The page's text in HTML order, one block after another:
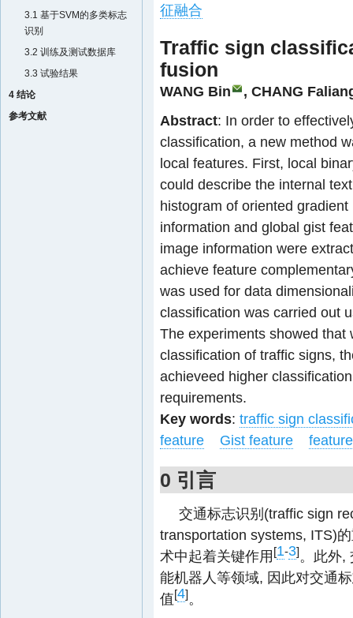
3.1 基于SVM的多类标志
识别
3.2 训练及测试数据库
3.3 试验结果
4 结论
参考文献
征融合
Traffic sign
fusion
WANG Bin , CHANG
Abstract: In order to
classification, a new method
local features. First, local
could describe the internal
histogram of oriented
information and global gist
image information were
achieve feature
was used for data
classification was carried out
The experiments showed
classification of traffic signs,
achieveed higher
requirements.
Key words: traffic sign
feature
Gist feature
0 引言
交通标志识别(traffic sign
transportation systems, ITS)
术中起着关键作用 [1-3]。此外,
能机器人等领域, 因此对交通
值[4]。